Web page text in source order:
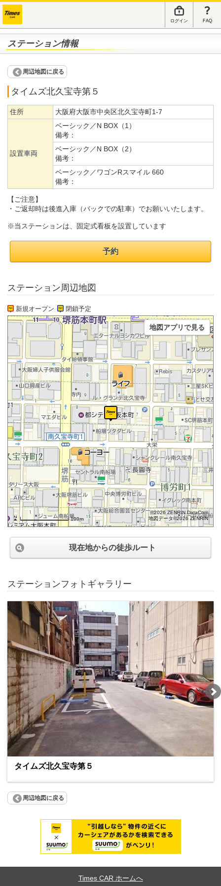
ログイン FAQ
ステーション情報
周辺地図に戻る
タイムズ北久宝寺第５
住所 大阪府大阪市中央区北久宝寺町1-7
設置車両
ベーシック／N BOX（1）
備考：
ベーシック／N BOX（2）
備考：
ベーシック／ワゴンRスマイル 660
備考：
【ご注意】
・ご返却時は後進入庫（バックでの駐車）でお願いいたします。
※当ステーションは、固定式看板を設置しています
予約
ステーション周辺地図
新規オープン 閉鎖予定
100m
©2026 ZENRIN DataCom
地図データ©2026 ZENRIN
地図アプリで見る
現在地からの徒歩ルート
ステーションフォトギャラリー
タイムズ北久宝寺第５
周辺地図に戻る
Times CAR ホームへ